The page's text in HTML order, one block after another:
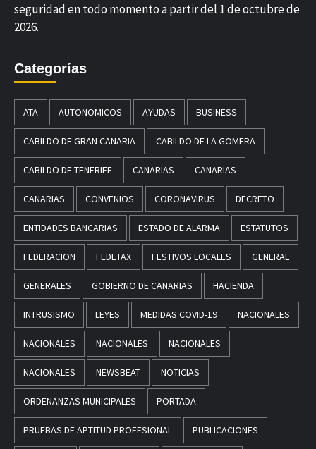
seguridad en todo momento a partir del 1 de octubre de
2026.
Categorías
ATA AUTONOMICOS AYUDAS BUSINESS
CABILDO DE GRAN CANARIA CABILDO DE LA GOMERA
CABILDO DE TENERIFE CANARIAS CANARIAS
CANARIAS CONVENIOS CORONAVIRUS DECRETO
ENTIDADES BANCARIAS ESTADO DE ALARMA ESTATUTOS
FEDERACION FEDETAX FESTIVOS LOCALES GENERAL
GENERALES GOBIERNO DE CANARIAS HACIENDA
INTRUSISMO LEYES MEDIDAS COVID-19 NACIONALES
NACIONALES NACIONALES NACIONALES
NACIONALES NEWSBEAT NOTICIAS
ORDENANZAS MUNICIPALES PORTADA
PRUEBAS DE APTITUD PROFESIONAL PUBLICACIONES